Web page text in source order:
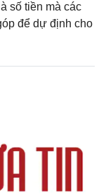
số tiền mà các
để dự định cho